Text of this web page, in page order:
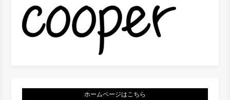
ホームページはこちら